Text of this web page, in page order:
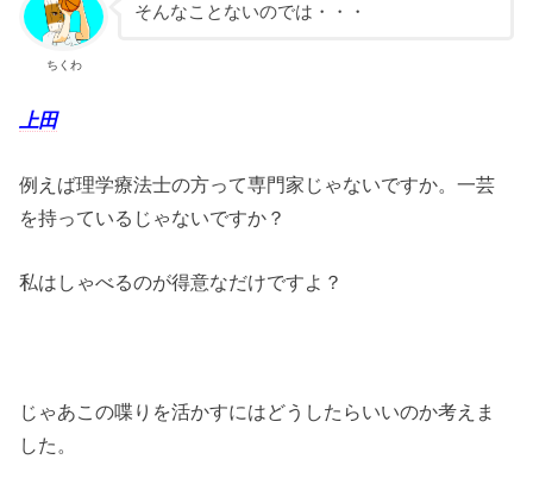
ちくわ
そんなことないのでは・・・
上田
例えば理学療法士の方って専門家じゃないですか。一芸
を持っているじゃないですか？
私はしゃべるのが得意なだけですよ？
じゃあこの喋りを活かすにはどうしたらいいのか考えま
した。